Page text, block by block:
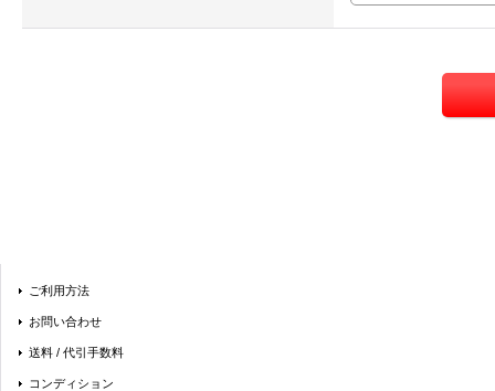
ご利用方法
お問い合わせ
送料 / 代引手数料
コンディション